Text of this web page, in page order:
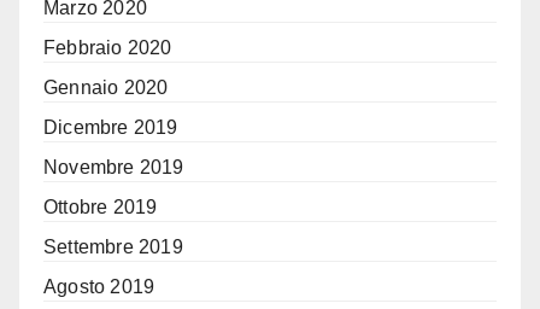
Marzo 2020
Febbraio 2020
Gennaio 2020
Dicembre 2019
Novembre 2019
Ottobre 2019
Settembre 2019
Agosto 2019